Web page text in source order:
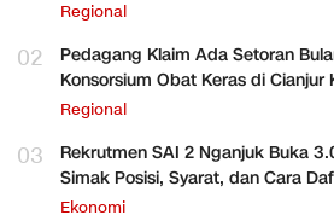
Regional
02
Pedagang Klaim Ada Setoran
Konsorsium Obat Keras di Cianjur
Regional
03
Rekrutmen SAI 2 Nganjuk Buka
Simak Posisi, Syarat, dan Cara
Ekonomi